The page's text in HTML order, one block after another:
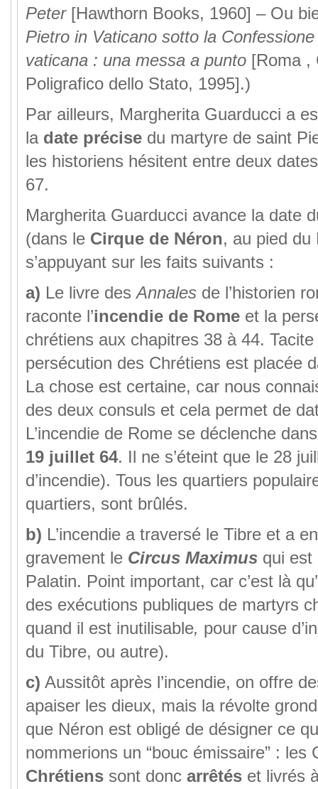
Peter [Hawthorn Books, 1960] – Ou
Pietro in Vaticano sotto la
vaticana : una messa a punto[Roma ,
Poligrafico dello Stato, 1995].)
Par ailleurs, Margherita Guarducci a
la date précisedu martyre de saint
les historiens hésitent entre deux dates
67.
Margherita Guarducci avance la date
(dans le Cirque de Néron, au pied du
s’appuyant sur les faits suivants :
a) Le livre desAnnalesde l’historien
raconte l’incendie de Romeet la
chrétiens aux chapitres 38 à 44.
persécution des Chrétiens est placée
La chose est certaine, car nous
des deux consuls et cela permet de
L’incendie de Rome se déclenche
19 juillet 64. Il ne s’éteint que le 28
d’incendie). Tous les quartiers
quartiers, sont brûlés.
b) L’incendie a traversé le Tibre et a
gravement le Circus Maximusqui est
Palatin. Point important, car c’est là
des exécutions publiques de martyrs
quand il est inutilisable, pour cause
du Tibre, ou autre).
c) Aussitôt après l’incendie, on offre
apaiser les dieux, mais la révolte
que Néron est obligé de désigner ce
nommerions un “bouc émissaire” : les
Chrétienssont donc arrêtéset livrés